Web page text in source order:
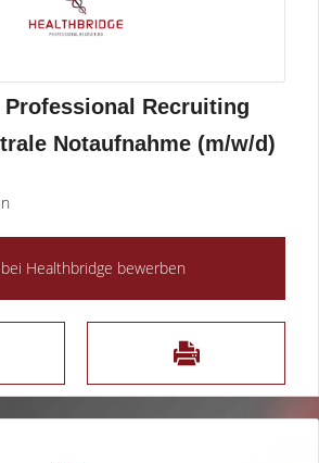
Professional Recruiting
Notaufnahme (m/w/d)